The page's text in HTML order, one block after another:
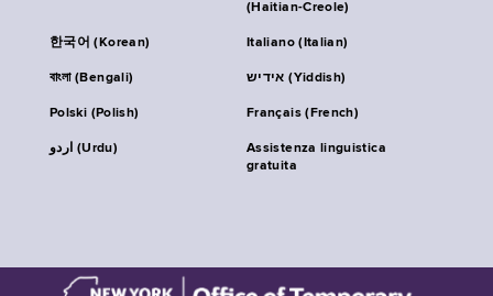
(Haitian-Creole)
한국어 (Korean) Italiano (Italian)
বাংলা (Bengali) אידיש (Yiddish)
Polski (Polish) Français (French)
اردو (Urdu)
Assistenza linguistica
gratuita